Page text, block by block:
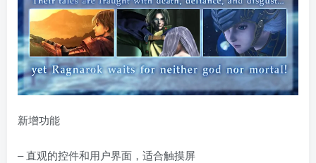
新增功能
– 直观的控件和用户界面，适合触摸屏